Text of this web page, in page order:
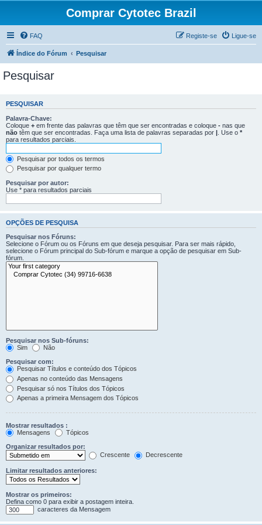
Comprar Cytotec Brazil
FAQ Ligue-se
Registe-se
Índice do Fórum Pesquisar
Pesquisar
PESQUISAR
Palavra-Chave:
Coloque + em frente das palavras que têm que ser encontradas e coloque - nas que
não têm que ser encontradas. Faça uma lista de palavras separadas por | . Use o *
para resultados parciais.
Pesquisar por todos os termos
Pesquisar por qualquer termo
Pesquisar por autor:
Use * para resultados parciais
OPÇÕES DE PESQUISA
Pesquisar nos Fóruns:
Selecione o Fórum ou os Fóruns em que deseja pesquisar. Para ser mais rápido,
selecione o Fórum principal do Sub-fórum e marque a opção de pesquisar em Sub-
fórum.
Pesquisar nos Sub-fóruns:
Sim
Não
Pesquisar com:
Pesquisar Títulos e conteúdo dos Tópicos
Apenas no conteúdo das Mensagens
Pesquisar só nos Títulos dos Tópicos
Apenas a primeira Mensagem dos Tópicos
Mostrar resultados :
Mensagens
Tópicos
Organizar resultados por:
Crescente
Decrescente
Limitar resultados anteriores:
Mostrar os primeiros:
Defina como 0 para exibir a postagem inteira.
caracteres da Mensagem